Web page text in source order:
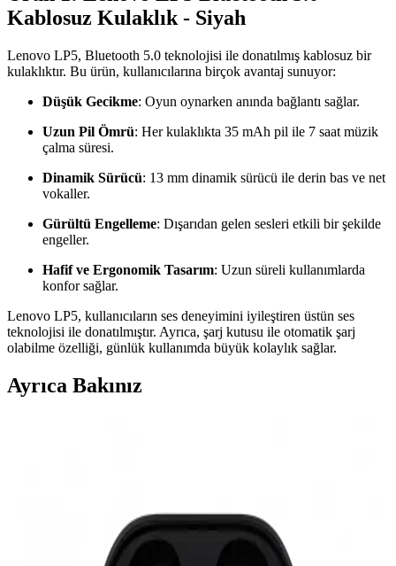
Kablosuz Kulaklık - Siyah
Lenovo LP5, Bluetooth 5.0 teknolojisi ile donatılmış kablosuz bir
kulaklıktır. Bu ürün, kullanıcılarına birçok avantaj sunuyor:
Düşük Gecikme: Oyun oynarken anında bağlantı sağlar.
Uzun Pil Ömrü: Her kulaklıkta 35 mAh pil ile 7 saat müzik
çalma süresi.
Dinamik Sürücü: 13 mm dinamik sürücü ile derin bas ve net
vokaller.
Gürültü Engelleme: Dışarıdan gelen sesleri etkili bir şekilde
engeller.
Hafif ve Ergonomik Tasarım: Uzun süreli kullanımlarda
konfor sağlar.
Lenovo LP5, kullanıcıların ses deneyimini iyileştiren üstün ses
teknolojisi ile donatılmıştır. Ayrıca, şarj kutusu ile otomatik şarj
olabilme özelliği, günlük kullanımda büyük kolaylık sağlar.
Ayrıca Bakınız
aksesuarlar, şık tasarımlar ve kullanışlı teknolojik ürünler ideal
hediye seçenekleri sunar. Modern ve kullanışlı ürünlerle anlamlı bir
hediye verme fırsatı yakalayın.